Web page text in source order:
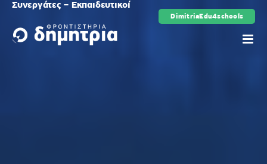
Μετάβαση
περιεχόμενο
DimitriaEdu4schools
Συνεργάτες – Εκπαιδευτικοί